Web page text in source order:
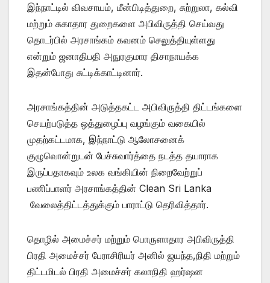
இந்நாட்டில் விவசாயம், மீன்பிடித்துறை, சுற்றுலா, கல்வி
மற்றும் சுகாதார துறைகளை அபிவிருத்தி செய்வது
தொடர்பில் அரசாங்கம் கவனம் செலுத்தியுள்ளது
என்றும் ஜனாதிபதி அநுரகுமார திசாநாயக்க
இதன்போது சுட்டிக்காட்டினார்.
அரசாங்கத்தின் அடுத்தகட்ட அபிவிருத்தி திட்டங்களை
செயற்படுத்த ஒத்துழைப்பு வழங்கும் வகையில்
முதற்கட்டமாக, இந்நாட்டு ஆலோசனைக்
குழுவொன்றுடன் பேச்சுவார்த்தை நடத்த தயாராக
இருப்பதாகவும் உலக வங்கியின் நிறைவேற்றுப்
பணிப்பாளர் அரசாங்கத்தின் Clean Sri Lanka
வேலைத்திட்டத்துக்கும் பாராட்டு தெரிவித்தார்.
தொழில் அமைச்சர் மற்றும் பொருளாதார அபிவிருத்தி
பிரதி அமைச்சர் பேராசிரியர் அனில் ஜயந்த,நிதி மற்றும்
திட்டமிடல் பிரதி அமைச்சர் கலாநிதி ஹர்ஷன